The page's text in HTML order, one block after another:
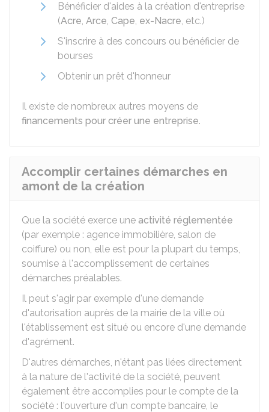
Bénéficier d'aides à la création d'entreprise
(Acre, Arce, Cape, ex-Nacre, etc.)
S'inscrire à des concours ou bénéficier de
bourses
Obtenir un prêt d'honneur
Il existe de nombreux autres moyens de
financements pour créer une entreprise.
Accomplir certaines démarches en
amont de la création
Que la société exerce une activité réglementée
(par exemple : agence immobilière, salon de
coiffure) ou non, elle est pour la plupart du temps,
soumise à l'accomplissement de certaines
démarches préalables.
Il peut s'agir par exemple d'une demande
d'autorisation auprès de la mairie de la ville où
l'établissement est situé ou encore d'une demande
d'agrément.
D'autres démarches, n'étant pas liées directement
à la nature de l'activité de la société, peuvent
également être accomplies pour le compte de la
société : l'ouverture d'un compte bancaire, le